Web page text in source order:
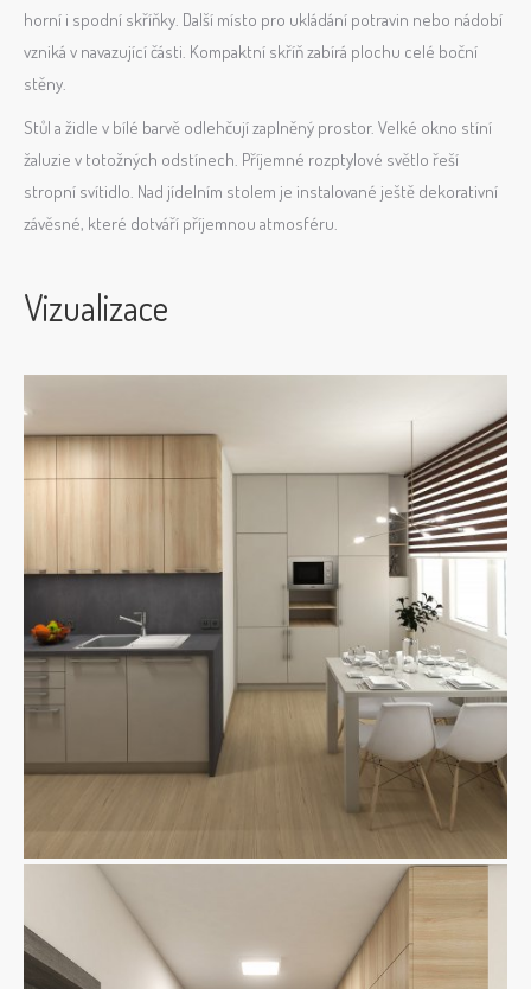
horní i spodní skříňky. Další místo pro ukládání potravin nebo nádobí
vzniká v navazující části. Kompaktní skříň zabírá plochu celé boční
stěny.
Stůl a židle v bílé barvě odlehčují zaplněný prostor. Velké okno stíní
žaluzie v totožných odstínech. Příjemné rozptylové světlo řeší
stropní svítidlo. Nad jídelním stolem je instalované ještě dekorativní
závěsné, které dotváří příjemnou atmosféru.
Vizualizace